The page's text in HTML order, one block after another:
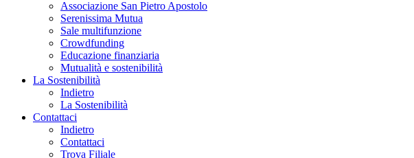
Associazione San Pietro Apostolo
Serenissima Mutua
Sale multifunzione
Crowdfunding
Educazione finanziaria
Mutualità e sostenibilità
La Sostenibilità
Indietro
La Sostenibilità
Contattaci
Indietro
Contattaci
Trova Filiale